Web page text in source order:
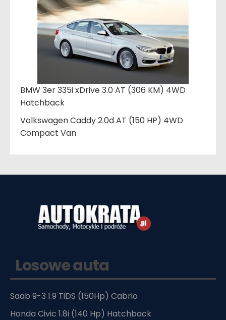
BMW 3er 335i xDrive 3.0 AT (306 KM) 4WD
Hatchback
Volkswagen Caddy 2.0d AT (150 HP) 4WD
Compact Van
Losowe auta
Saab 9-3 1.9 TiDS (150Hp) Cabrio
Honda Civic 1.8i (140 Hp) Hatchback